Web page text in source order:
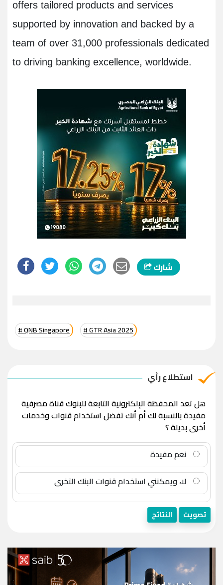
offers tailored products and services
supported by innovation and backed by a
team of over 31,000 professionals dedicated
to driving banking excellence, worldwide.
شارك
# QNB Singapore # GTR Asia 2025
استطلاع رأي
هل تعد المحفظة الإلكترونية التابعة للبنوك قناة مصرفية
مفيدة بالنسبة لك أم أنك تفضل استخدام قنوات وخدمات
أخرى بديلة ؟
نعم مفيدة
لا، ويمكنني استخدام قنوات البنك الآخرى
تصويت النتائج